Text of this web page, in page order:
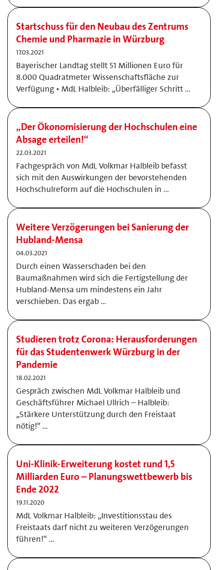
Startschuss für den Neubau des Zentrums
Chemie und Pharmazie in Würzburg
17.03.2021
Bayerischer Landtag stellt 51 Millionen Euro für
8.000 Quadratmeter Wissenschaftsfläche zur
Verfügung • MdL Halbleib: „Überfälliger Schritt …
„Der Ökonomisierung der Hochschulen eine
Absage erteilen!“
22.03.2021
Fachgespräch von MdL Volkmar Halbleib befasst
sich mit den Auswirkungen der bevorstehenden
Hochschulreform auf die Hochschulen in …
Weitere Verzögerungen bei Sanierung der
Hubland-Mensa
04.03.2021
Durch einen Wasserschaden bei den
Baumaßnahmen wird sich die Fertigstellung der
Hubland-Mensa um mindestens ein Jahr
verschieben. Das ergab …
Studieren trotz Corona: Herausforderungen
für das Studentenwerk Würzburg in der
Pandemie
18.02.2021
Gespräch zwischen MdL Volkmar Halbleib und
Geschäftsführer Michael Ullrich – Halbleib:
„Stärkere Unterstützung durch den Freistaat
nötig!“ …
Uni-Klinik-Erweiterung kostet rund 1,5
Milliarden Euro – Planungswettbewerb bis
Ende 2022
19.11.2020
MdL Volkmar Halbleib: „Investitionsstau des
Freistaats darf nicht zu weiteren Verzögerungen
führen!“ …